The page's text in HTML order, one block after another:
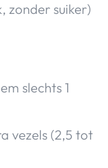
zonder suiker)
slechts 1
vezels (2,5 tot